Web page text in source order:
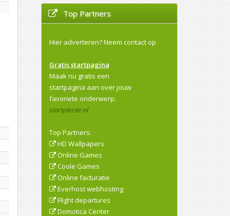
Top Partners
Hier adverteren?Neem contact op
Gratis startpagina
Maak nu gratis een
startpagina aan over jouw
favoriete onderwerp.
startplezier.nl
Top Partners:
HD Wallpapers
Online Games
Coole Games
Online facturatie
Everhost webhosting
Flight departures
Domotica Center